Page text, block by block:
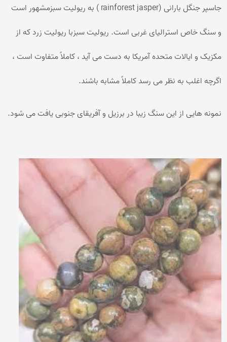
جاسپر جنگل بارانی (rainforest jasper ) به ریولیت سبزمشهور است
و سنگ خاص استرالیای غربی است. ریولیت سبزبا ریولیت زرد که از
مکزیک و ایالات متحده آمریکا به دست می آید ، کاملاً متفاوت است ،
اگرچه اغلب به نظر می رسد کاملاً مشابه باشند.
نمونه هایی از این سنگ زیبا در برزیل و آفریقای جنوبی یافت می شود.